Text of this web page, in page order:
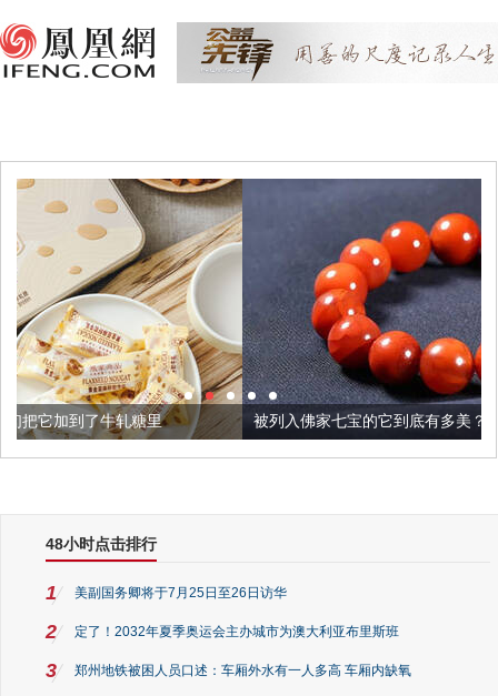
被列入佛家七宝的它到底有多美？
48小时点击排行
1 美副国务卿将于7月25日至26日访华
2 定了！2032年夏季奥运会主办城市为澳大利亚布里斯班
3 郑州地铁被困人员口述：车厢外水有一人多高 车厢内缺氧